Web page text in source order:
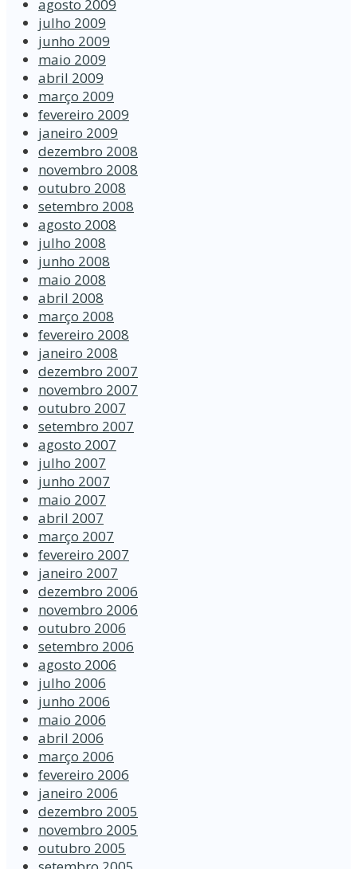
agosto 2009
julho 2009
junho 2009
maio 2009
abril 2009
março 2009
fevereiro 2009
janeiro 2009
dezembro 2008
novembro 2008
outubro 2008
setembro 2008
agosto 2008
julho 2008
junho 2008
maio 2008
abril 2008
março 2008
fevereiro 2008
janeiro 2008
dezembro 2007
novembro 2007
outubro 2007
setembro 2007
agosto 2007
julho 2007
junho 2007
maio 2007
abril 2007
março 2007
fevereiro 2007
janeiro 2007
dezembro 2006
novembro 2006
outubro 2006
setembro 2006
agosto 2006
julho 2006
junho 2006
maio 2006
abril 2006
março 2006
fevereiro 2006
janeiro 2006
dezembro 2005
novembro 2005
outubro 2005